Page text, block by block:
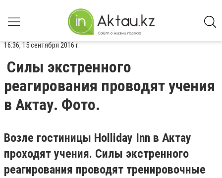
16:36, 15 сентября 2016 г.
Силы экстренного
реагирования проводят учения
в Актау. Фото.
Возле гостиницы Holliday Inn в Актау
проходят учения. Силы экстренного
реагирования проводят тренировочные